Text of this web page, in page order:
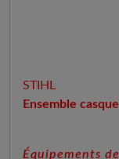
STIHL
Ensemble
Équipements